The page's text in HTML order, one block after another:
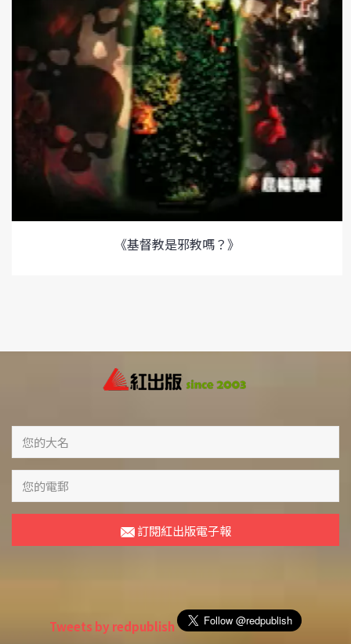
《基督教是邪教嗎？》
訂閱紅出版電子報
Tweets by redpublish